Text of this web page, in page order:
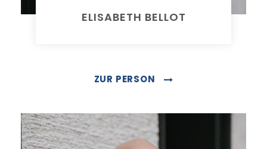
ELISABETH BELLOT
ZUR PERSON